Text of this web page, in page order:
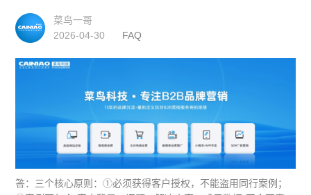
菜鸟一哥
2026-04-30
FAQ
答：三个核心原则：①必须获得客户授权，不能盗用同行案例；